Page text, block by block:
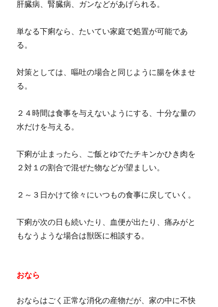
肝臓病、腎臓病、ガンなどがあげられる。
単なる下痢なら、たいてい家庭で処置が可能であ
る。
対策としては、嘔吐の場合と同じように腸を休ませ
る。
２４時間は食事を与えないようにする、十分な量の
水だけを与える。
下痢が止まったら、ご飯とゆでたチキンかひき肉を
２対１の割合で混ぜた物などが望ましい。
２～３日かけて徐々にいつもの食事に戻していく。
下痢が次の日も続いたり、血便が出たり、痛みがと
もなうような場合は獣医に相談する。
おなら
おならはごく正常な消化の産物だが、家の中に不快